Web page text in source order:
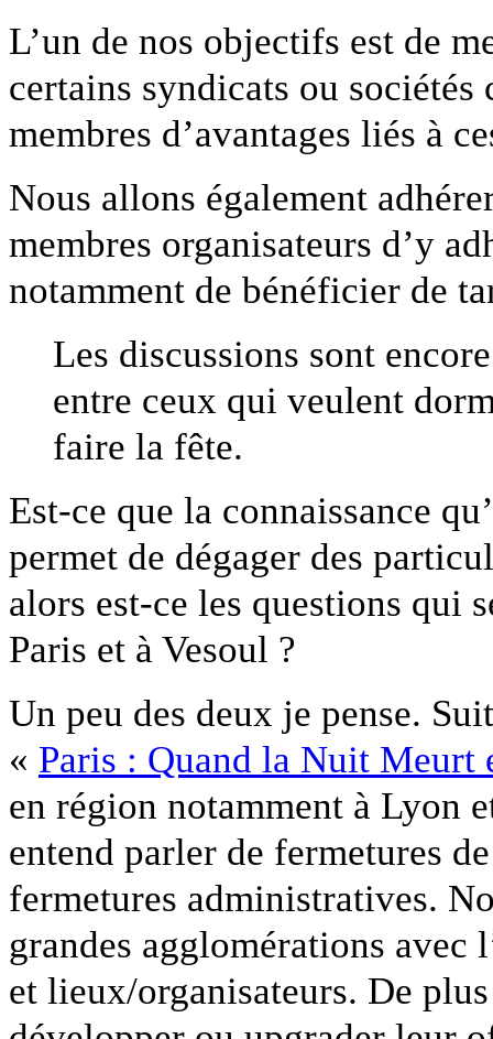
L’un de nos objectifs est de
certains syndicats ou
membres d’avantages liés à
Nous allons également
membres organisateurs d’y
notamment de bénéficier de
Les discussions sont
entre ceux qui veulent
faire la fête.
Est-ce que la connaissance
permet de dégager des
alors est-ce les questions qui
Paris et à Vesoul ?
Un peu des deux je pense.
« Paris : Quand la Nuit Meurt
en région notamment à Lyon
entend parler de fermetures
fermetures administratives.
grandes agglomérations
et lieux/organisateurs. De